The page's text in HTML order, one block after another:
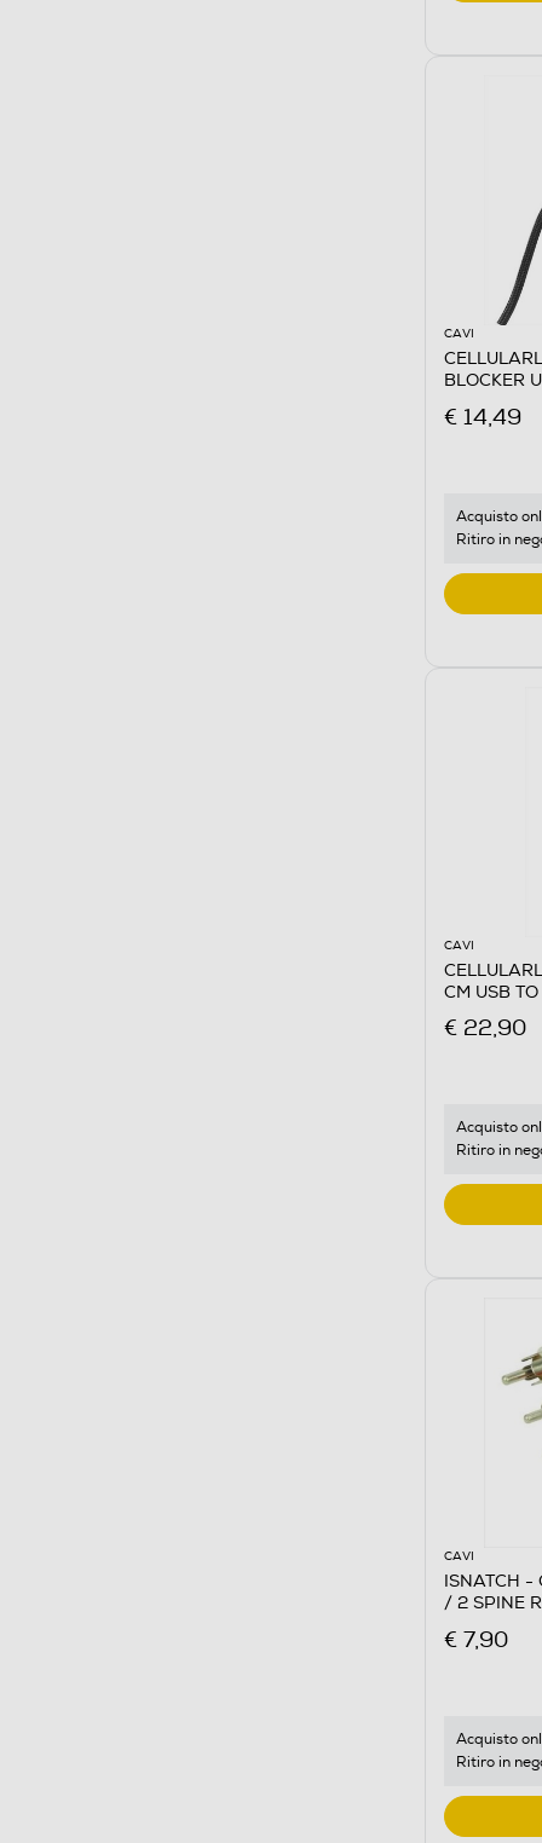
CAVI
BLOCKER
€ 14,49
Acquisto
Ritiro in
CAVI
CM USB
€ 22,90
Acquisto
Ritiro in
CAVI
ISNATCH -
/ 2 SPINE
€ 7,90
Acquisto
Ritiro in